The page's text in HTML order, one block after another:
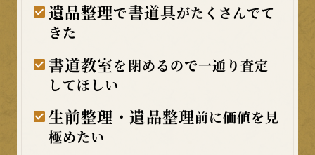
遺品整理で書道具がたくさんでて
きた
書道教室を閉めるので一通り査定
してほしい
生前整理・遺品整理前に価値を見
極めたい